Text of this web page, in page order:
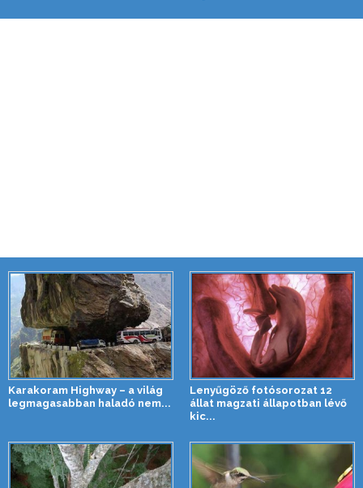
Karakoram Highway – a világ
legmagasabban haladó nem...
Lenyűgöző fotósorozat 12
állat magzati állapotban lévő
kic...